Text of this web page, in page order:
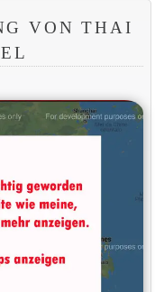
VON THAI